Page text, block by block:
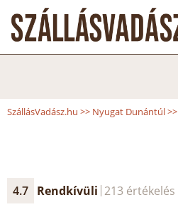
SzállásVadász.hu >> Nyugat Dunántúl>>
4.7 Rendkívüli 213 értékelés